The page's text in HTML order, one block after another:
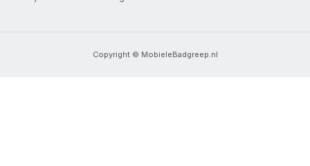
Copyright © MobieleBadgreep.nl